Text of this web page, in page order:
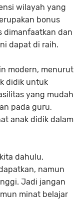
wilayah yang
bonus
dimanfaatkan dan
dapat di raih.
modern, menurut
didik untuk
yang mudah
pada guru,
anak didik dalam
dahulu,
namun
Jadi jangan
minat belajar